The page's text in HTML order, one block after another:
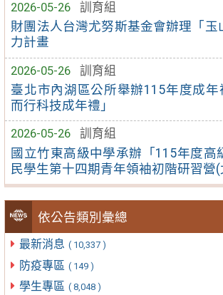
2026-05-26
訓育組
財團法人台灣尤努斯基金會辦理「玉
力計畫
2026-05-26
訓育組
臺北市內湖區公所舉辦115年度成
而行科技成年禮」
2026-05-26
訓育組
國立竹東高級中學承辦「115年度高
民學生第十四期青年領袖初階研習營(
依公告類別彙總
最新消息 ( 10,337 )
防疫專區 ( 149 )
學生專區 ( 8,048 )